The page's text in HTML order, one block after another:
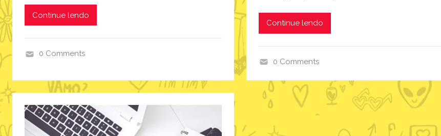
Continue lendo
n
s
p
i
r
0 Comments
Continue lendo
0 Comments